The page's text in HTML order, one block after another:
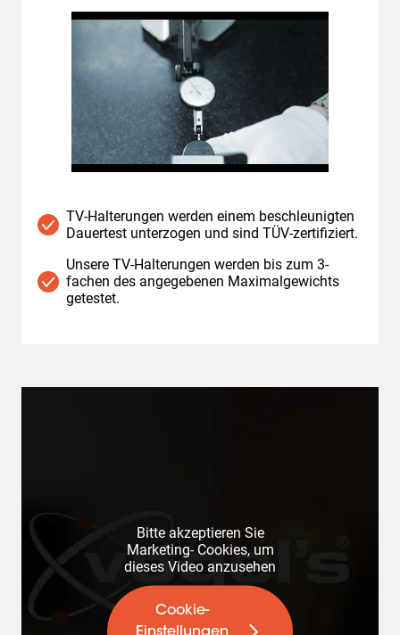
TV-Halterungen werden einem beschleunigten
Dauertest unterzogen und sind TÜV-zertifiziert.
Unsere TV-Halterungen werden bis zum 3-
fachen des angegebenen Maximalgewichts
getestet.
Bitte akzeptieren Sie
Marketing- Cookies, um
dieses Video anzusehen
Cookie-
Einstellungen